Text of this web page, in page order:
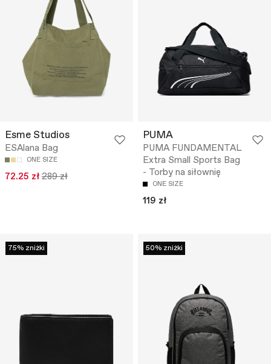
Esme Studios
ESAlana Bag
ONE SIZE
72.25 zł 289 zł
PUMA
PUMA FUNDAMENTAL
Extra Small Sports Bag
- Torby na siłownię
ONE SIZE
119 zł
75% zniżki 50% zniżki